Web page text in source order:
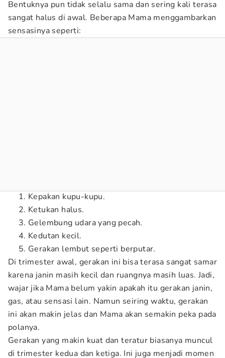
Bentuknya pun tidak selalu sama dan sering kali terasa
sangat halus di awal. Beberapa Mama menggambarkan
sensasinya seperti:
Kepakan kupu-kupu.
Ketukan halus.
Gelembung udara yang pecah.
Kedutan kecil.
Gerakan lembut seperti berputar.
Di trimester awal, gerakan ini bisa terasa sangat samar
karena janin masih kecil dan ruangnya masih luas. Jadi,
wajar jika Mama belum yakin apakah itu gerakan janin,
gas, atau sensasi lain. Namun seiring waktu, gerakan
ini akan makin jelas dan Mama akan semakin peka pada
polanya.
Gerakan yang makin kuat dan teratur biasanya muncul
di trimester kedua dan ketiga. Ini juga menjadi momen